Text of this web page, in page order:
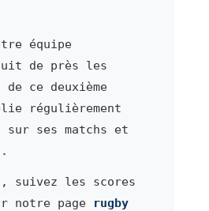
équipe
de près les
de ce deuxième
régulièrement
sur ses matchs et
suivez les scores
notre page
rugby